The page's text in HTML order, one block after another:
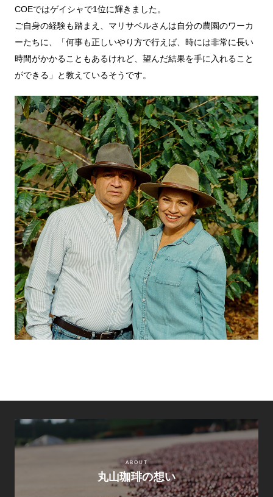
COEではゲイシャで1位に輝きました。
ご自身の経験も踏まえ、マリサベルさんは自分の農園のワーカ
ーたちに、「何事も正しいやり方で行えば、時には非常に⾧い
時間がかかることもあるけれど、望んだ結果を手に入れること
ができる」と教えているそうです。
ABOUT
丸山珈琲の想い